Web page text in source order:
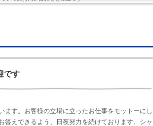
です
ます。お客様の立場に立ったお仕事をモットーにし
答えできるよう、日夜努力を続けております。シャ